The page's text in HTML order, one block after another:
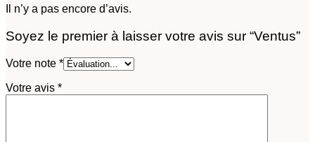
Il n’y a pas encore d’avis.
Soyez le premier à laisser votre avis sur “Ventus”
Votre note *
Votre avis *